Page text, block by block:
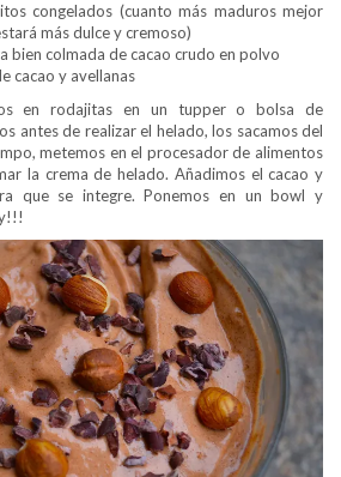
congelados (cuanto más maduros mejor
más dulce y cremoso)
bien colmada de cacao crudo en polvo
cacao y avellanas
en rodajitas en un tupper o bolsa de
antes de realizar el helado, los sacamos del
metemos en el procesador de alimentos
la crema de helado. Añadimos el cacao y
que se integre. Ponemos en un bowl y